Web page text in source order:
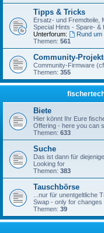
Tipps & Tricks
Ersatz- und Fremdteile,
Special Hints - Spare- &
Unterforum:
Rund
Themen: 561
Community-
Community-Firmware
Themen: 355
Biete
Hier könnt Ihr Eure
Offering - here you can
Themen: 633
Suche
Das ist dann für
Looking for
Themen: 383
Tauschbörse
...nur für unentgeltliche
Swap - only for
Themen: 39